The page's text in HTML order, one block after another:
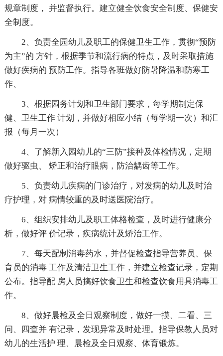
规章制度， 并监督执行。建立健全饮食安全制度、保健安
全制度。
2、负责全园幼儿及职工的保健卫生工作，贯彻“预防
为主”的 方针，根据季节和流行病的特点，及时采取措施
做好疾病的 预防工作。指导各班做好防暑降温和防寒工
作、
3、根据园务计划和卫生部门要求，每学期制定保
健、卫生工作 计划，并做好相应小结（每学期一次）和汇
报（每月一次）
4、了解新入园幼儿的“三防”接种及体检情况，定期
做好驱虫、 矫正和治疗眼病，防治龋齿等工作。
5、负责幼儿疾病的门诊治疗，对发病的幼儿及时治
疗护理，对 病情较重的及时送医院治疗。
6、组织安排幼儿及职工体格检查，及时进行健康分
析，做好评 价记录，疾病统计及矫治工作。
7、每天配制消毒药水，并督促检查指导营养员、保
育员的消毒 工作及清洁卫生工作，并建立检查记录，定期
公布。指导配 房人员搞好饮食卫生和检查饮食用具消毒工
作。
8、做好晨检及全日观察制度，做好一摸、二看、三
问、四查并 有记录，发现异常及时处理。指导保教人员对
幼儿的生活护 理、晨检及全日观察、体育锻炼。